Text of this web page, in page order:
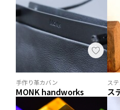
手作り革カバン
MONK handworks
ス
ス